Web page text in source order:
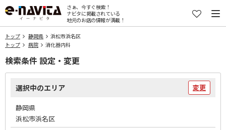
さぁ、今すぐ検索！
ナビタに掲載されている
地元のお店の情報が満載！
トップ 静岡県
浜松市浜名区
トップ
病院 消化器内科
検索条件 設定・変更
選択中のエリア 変更
静岡県
浜松市浜名区